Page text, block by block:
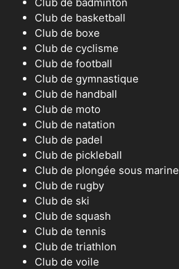
Club de basketball
Club de boxe
Club de cyclisme
Club de football
Club de gymnastique
Club de handball
Club de moto
Club de natation
Club de padel
Club de pickleball
Club de plongée sous marine
Club de rugby
Club de ski
Club de squash
Club de tennis
Club de triathlon
Club de voile